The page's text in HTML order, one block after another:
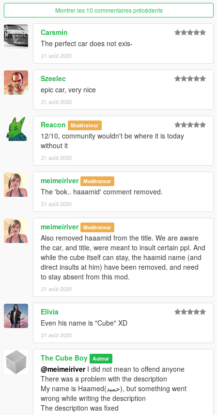
Montrer les 10 commentaires précédents
Carsmin
The perfect car does not exis-
21 août 2020
Szeelec
epic car, very nice
21 août 2020
Reacon Modérateur
12/10, community wouldn't be where it is today
without it
21 août 2020
meimeiriver Modérateur
The 'bok.. haaamid' comment removed.
21 août 2020
meimeiriver Modérateur
Also removed haaamid from the title. We are aware
the car, and title, were meant to insult certain ppl. And
while the cube itself can stay, the haamid name (and
direct insults at him) have been removed, and need
to stay absent from this mod.
21 août 2020
Elivia
Even his name is "Cube" XD
21 août 2020
The Cube Boy Auteur
@meimeiriverI did not mean to offend anyone
There was a problem with the description
My name is Haamed(حمید), but something went
wrong while writing the description
The description was fixed